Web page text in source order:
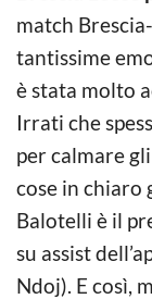
match
tantissime
è stata molto
Irrati che
per calmare
cose in chiaro
Balotelli è il
su assist
Ndoj). E così,